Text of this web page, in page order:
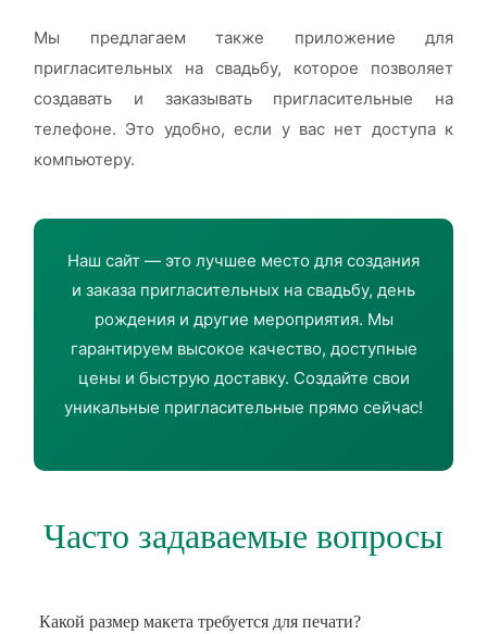
Мы предлагаем также приложение для
пригласительных на свадьбу, которое позволяет
создавать и заказывать пригласительные на
телефоне. Это удобно, если у вас нет доступа к
компьютеру.
Наш сайт — это лучшее место для создания
и заказа пригласительных на свадьбу, день
рождения и другие мероприятия. Мы
гарантируем высокое качество, доступные
цены и быструю доставку. Создайте свои
уникальные пригласительные прямо сейчас!
Часто задаваемые вопросы
Какой размер макета требуется для печати?